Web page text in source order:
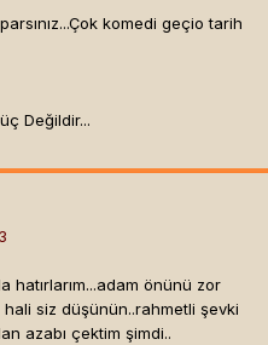
komedi geçio tarih
Değildir...
hatırlarım...adam önünü zor
hali siz düşünün..rahmetli şevki
azabı çektim şimdi..